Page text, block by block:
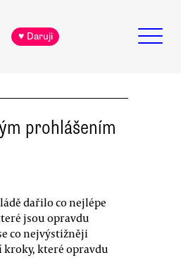
♥ Daruji
prohlášením
dařilo co nejlépe
jsou opravdu
co nejvýstižněji
které opravdu